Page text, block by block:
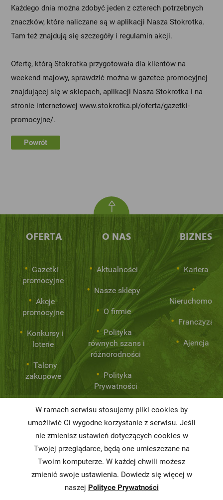
Każdego dnia można zdobyć jeden z czterech potrzebnych
znaczków, które naliczane są w aplikacji Nasza Stokrotka.
Tam też znajdują się szczegóły i regulamin akcji.
Ofertę, którą Stokrotka przygotowała dla klientów na
weekend majowy, sprawdzić można w gazetce promocyjnej
znajdującej się w sklepach, aplikacji Nasza Stokrotka i na
stronie internetowejwww.stokrotka.pl/oferta/gazetki-
promocyjne/.
Powrót
OFERTA
Gazetki
promocyjne
Akcje
promocyjne
Konkursy i
loterie
Talony
zakupowe
O NAS
Aktualności
Nasze sklepy
O firmie
Polityka
równych szans i
różnorodności
Polityka
Prywatności
żywności
Informacja o
realizowanej
strategii
BIZNES
Kariera
Nieruchomości
Franczyza
Ajencja
W ramach serwisu stosujemy pliki cookies by
umożliwić Ci wygodne korzystanie z serwisu. Jeśli
nie zmienisz ustawień dotyczących cookies w
Twojej przeglądarce, będą one umieszczane na
Twoim komputerze. W każdej chwili możesz
zmienić swoje ustawienia. Dowiedz się więcej w
naszej Polityce Prywatności